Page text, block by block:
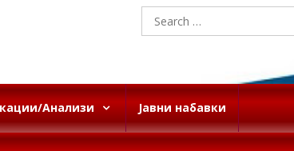
Search
for:
Анализи Јавни набавки